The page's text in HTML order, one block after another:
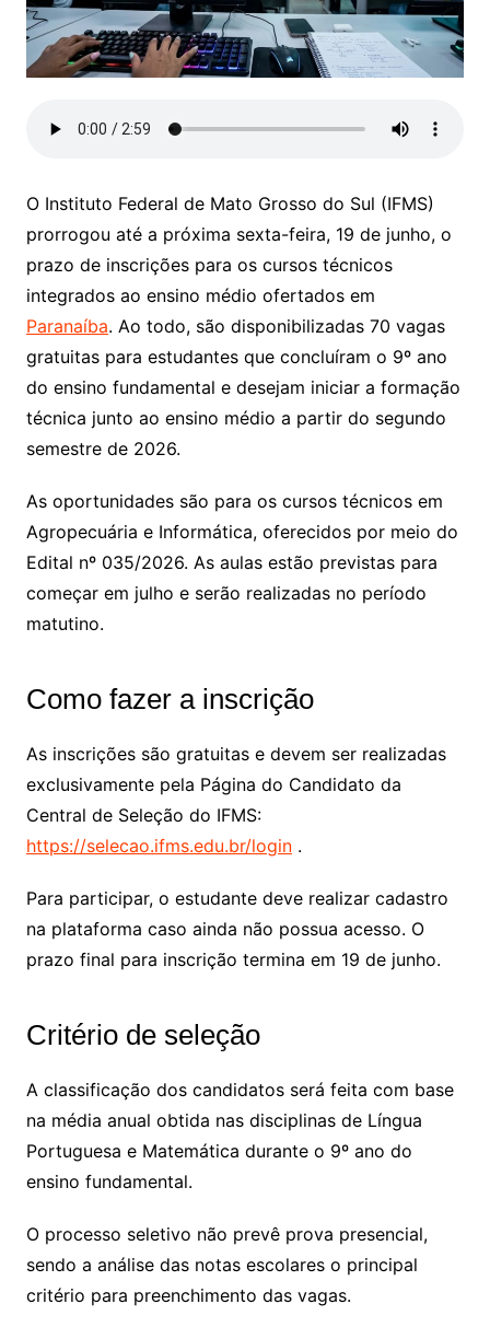
O Instituto Federal de Mato Grosso do Sul (IFMS)
prorrogou até a próxima sexta-feira, 19 de junho, o
prazo de inscrições para os cursos técnicos
integrados ao ensino médio ofertados em
Paranaíba. Ao todo, são disponibilizadas 70 vagas
gratuitas para estudantes que concluíram o 9º ano
do ensino fundamental e desejam iniciar a formação
técnica junto ao ensino médio a partir do segundo
semestre de 2026.
As oportunidades são para os cursos técnicos em
Agropecuária e Informática, oferecidos por meio do
Edital nº 035/2026. As aulas estão previstas para
começar em julho e serão realizadas no período
matutino.
Como fazer a inscrição
As inscrições são gratuitas e devem ser realizadas
exclusivamente pela Página do Candidato da
Central de Seleção do IFMS:
https://selecao.ifms.edu.br/login.
Para participar, o estudante deve realizar cadastro
na plataforma caso ainda não possua acesso. O
prazo final para inscrição termina em 19 de junho.
Critério de seleção
A classificação dos candidatos será feita com base
na média anual obtida nas disciplinas de Língua
Portuguesa e Matemática durante o 9º ano do
ensino fundamental.
O processo seletivo não prevê prova presencial,
sendo a análise das notas escolares o principal
critério para preenchimento das vagas.